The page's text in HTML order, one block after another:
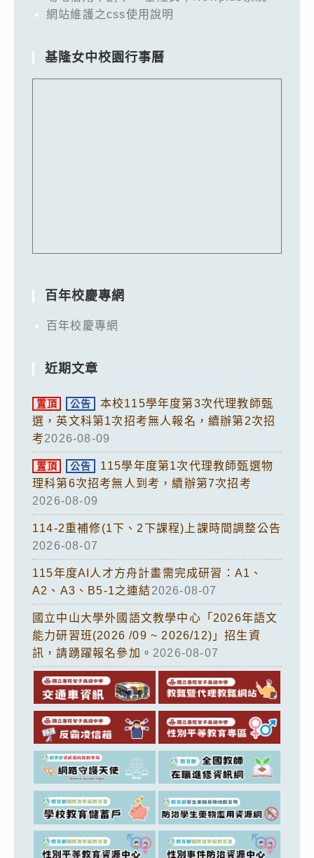
網站維護之css使用說明
基隆女中校園行事曆
百年校慶專網
百年校慶專網
近期文章
置頂 公告
本校115學年度第3次代理教師甄
選，英文科第1次招考無人報名，續辦第2次招
考2026-08-09
置頂 公告
115學年度第1次代理教師甄選物
理科第6次招考無人到考，續辦第7次招考
2026-08-09
114-2重補修(1下、2下課程)上課時間調整公告
2026-08-07
115年度AI人才方舟計畫需完成研習：A1、
A2、A3、B5-1之連結2026-08-07
國立中山大學外國語文教學中心「2026年語文
能力研習班(2026 /09 ~ 2026/12)」招生資
訊，請踴躍報名參加。 2026-08-07